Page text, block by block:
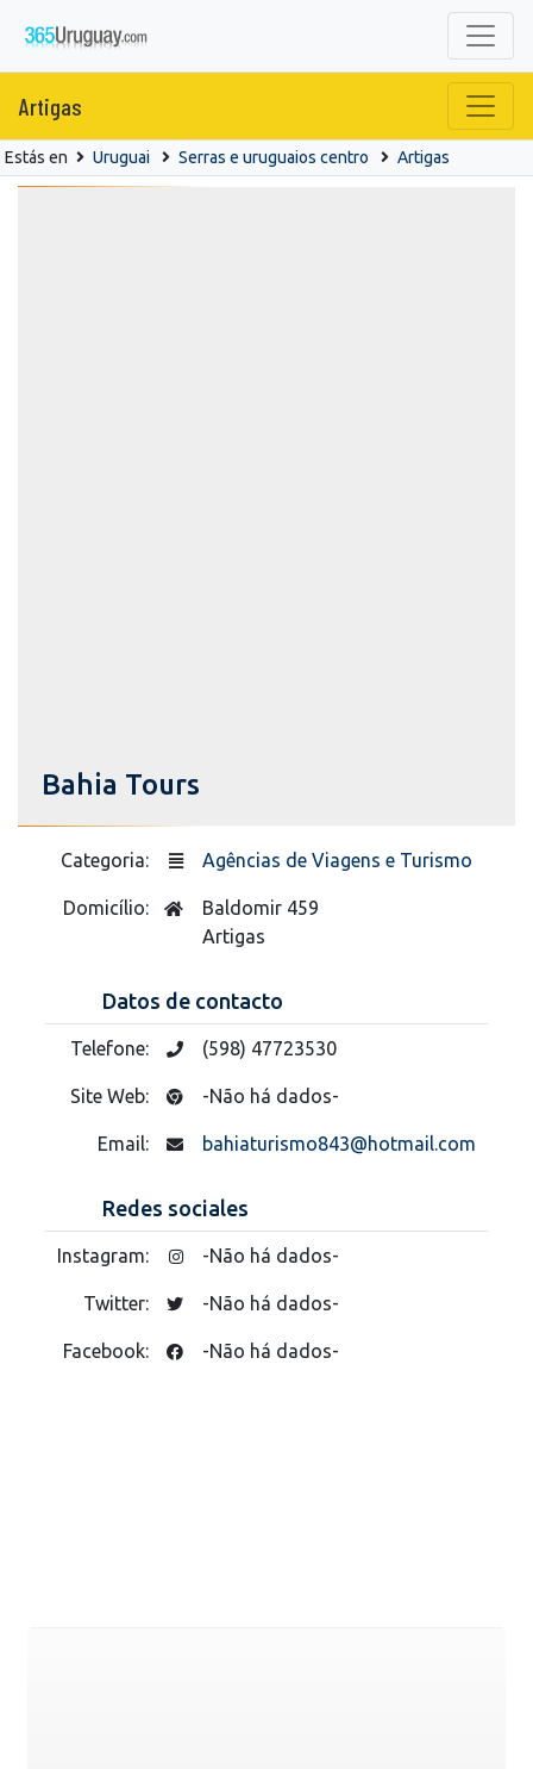
Artigas
Estás en Uruguai Serras e uruguaios centro Artigas
Bahia Tours
Categoria: Agências de Viagens e Turismo
Domicílio:
Baldomir 459
Artigas
Datos de contacto
Telefone: (598) 47723530
Site Web: -Não há dados-
Email: bahiaturismo843@hotmail.com
Redes sociales
Instagram: -Não há dados-
Twitter: -Não há dados-
Facebook: -Não há dados-